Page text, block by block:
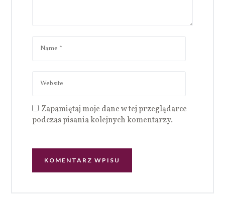
Zapamiętaj moje dane w tej przeglądarce
podczas pisania kolejnych komentarzy.